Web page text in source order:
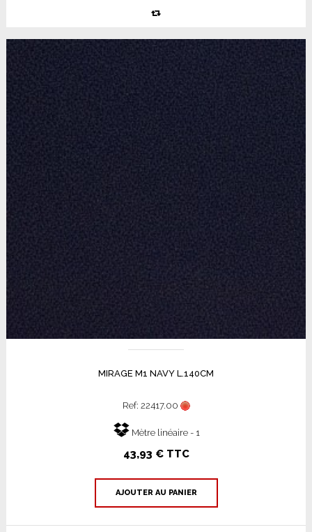
MIRAGE M1 NAVY L.140CM
Ref: 22417.00
Mètre linéaire - 1
43,93 € TTC
AJOUTER AU PANIER